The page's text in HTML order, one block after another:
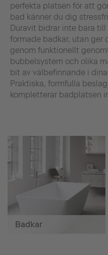
perfekta platsen för att
bad känner du dig
Duravit bidrar inte bara
formade badkar, utan ger
genom funktionellt
bubbelsystem och olika
bit av välbefinnande i
Praktiska, formfulla
kompletterar badplatsen
Badkar